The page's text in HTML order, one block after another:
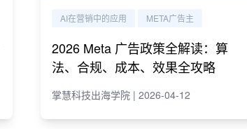
AI在营销中的应用 META广告主
2026 Meta 广告政策全解读：算
法、合规、成本、效果全攻略
掌慧科技出海学院 | 2026-04-12